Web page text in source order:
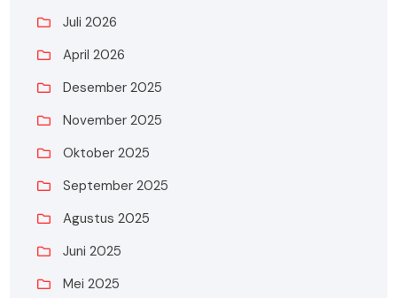
Juli 2026
April 2026
Desember 2025
November 2025
Oktober 2025
September 2025
Agustus 2025
Juni 2025
Mei 2025